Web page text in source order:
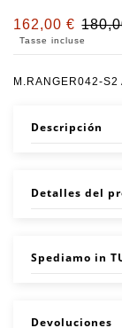
162,00 €
Tasse incluse
M.RANGER042-S2
Descripción
Detalles del
Spediamo in
Devoluciones